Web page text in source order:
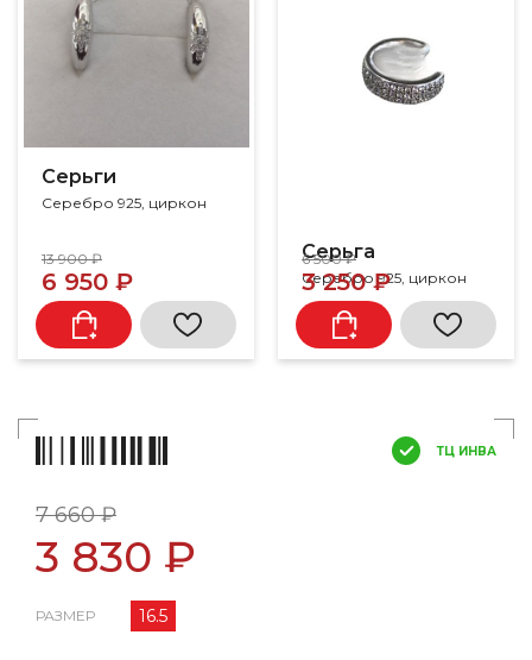
Серьги
Серебро 925, циркон
13 900 ₽
6 950 ₽
Серьга
Серебро 925, циркон
6 500 ₽
3 250 ₽
ТЦ ИНВА
7 660 ₽
3 830 ₽
РАЗМЕР 16.5